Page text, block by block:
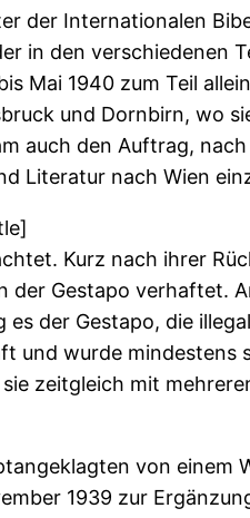
der Internationalen
in den
Mai 1940 zum Teil
und Dornbirn, wo
auch den Auftrag,
Literatur nach Wien
Kurz nach ihrer
Gestapo verhaftet.
der Gestapo, die
und wurde
zeitgleich mit
von
1939 zur